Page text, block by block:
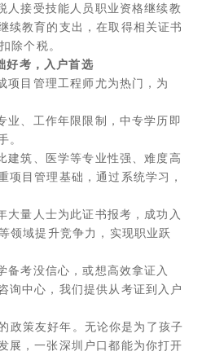
人接受技能人员职业资格继续教
续教育的支出，在取得相关证书
除个税。
好考，入户首选
项目管理工程师尤为热门，为
业、工作年限限制，中专学历即
。
建筑、医学等专业性强、难度高
项目管理基础，通过系统学习，
大量人士为此证书报考，成功入
领域提升竞争力，实现职业跃
备考没信心，或想高效拿证入
询中心，我们提供从考证到入户
政策友好年。无论你是为了孩子
展，一张深圳户口都能为你打开